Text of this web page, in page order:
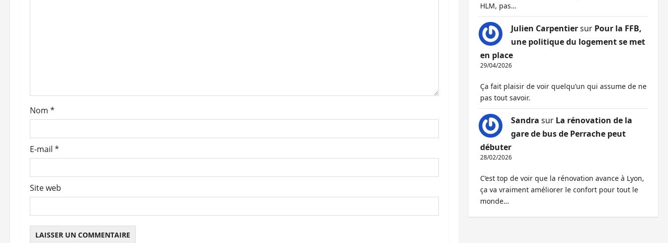
a
r
t
i
c
l
e
Nom *
E-mail *
Site web
HLM, pas…
Julien Carpentiersur Pour la FFB,
une politique du logement se met
en place
29/04/2026
Ça fait plaisir de voir quelqu’un qui assume de ne
pas tout savoir.
Sandra sur La rénovation de la
gare de bus de Perrache peut
débuter
28/02/2026
C’est top de voir que la rénovation avance à Lyon,
ça va vraiment améliorer le confort pour tout le
monde…